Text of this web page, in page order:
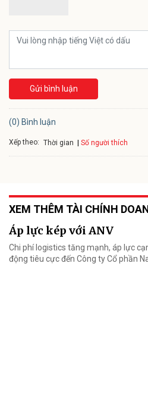
Gửi bình luận
(0) Bình luận
Xếp theo: Thời gian Số người thích
XEM THÊM TÀI CHÍNH
Áp lực kép với ANV
Chi phí logistics tăng mạnh, áp lực
động tiêu cực đến Công ty Cổ phần